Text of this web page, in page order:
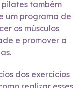
pilates também
um programa de
os músculos
e promover a
dos exercícios